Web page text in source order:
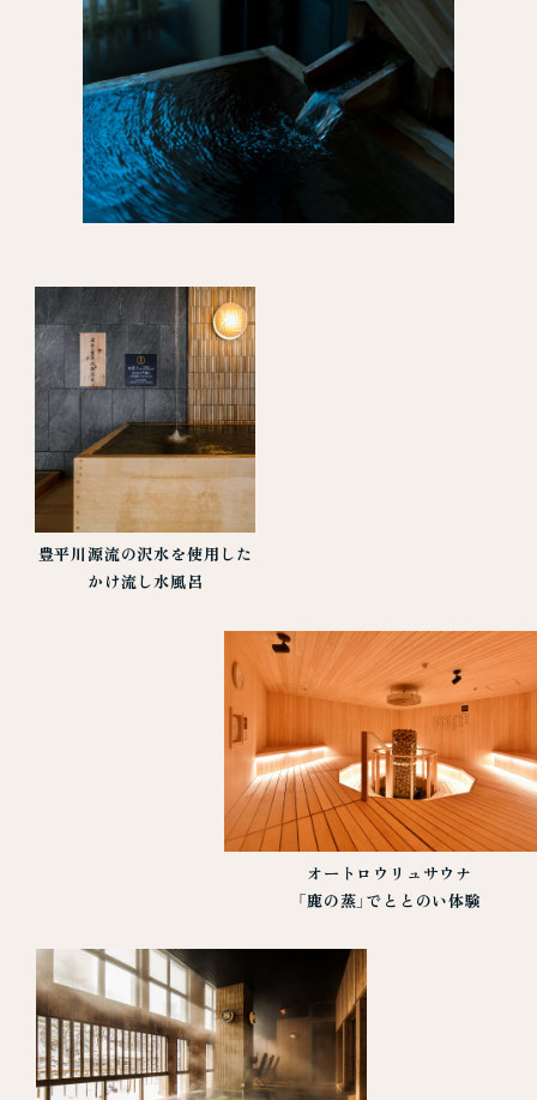
豊平川源流の沢水を使用した
かけ流し水風呂
オートロウリュサウナ
「鹿の蒸」でととのい体験